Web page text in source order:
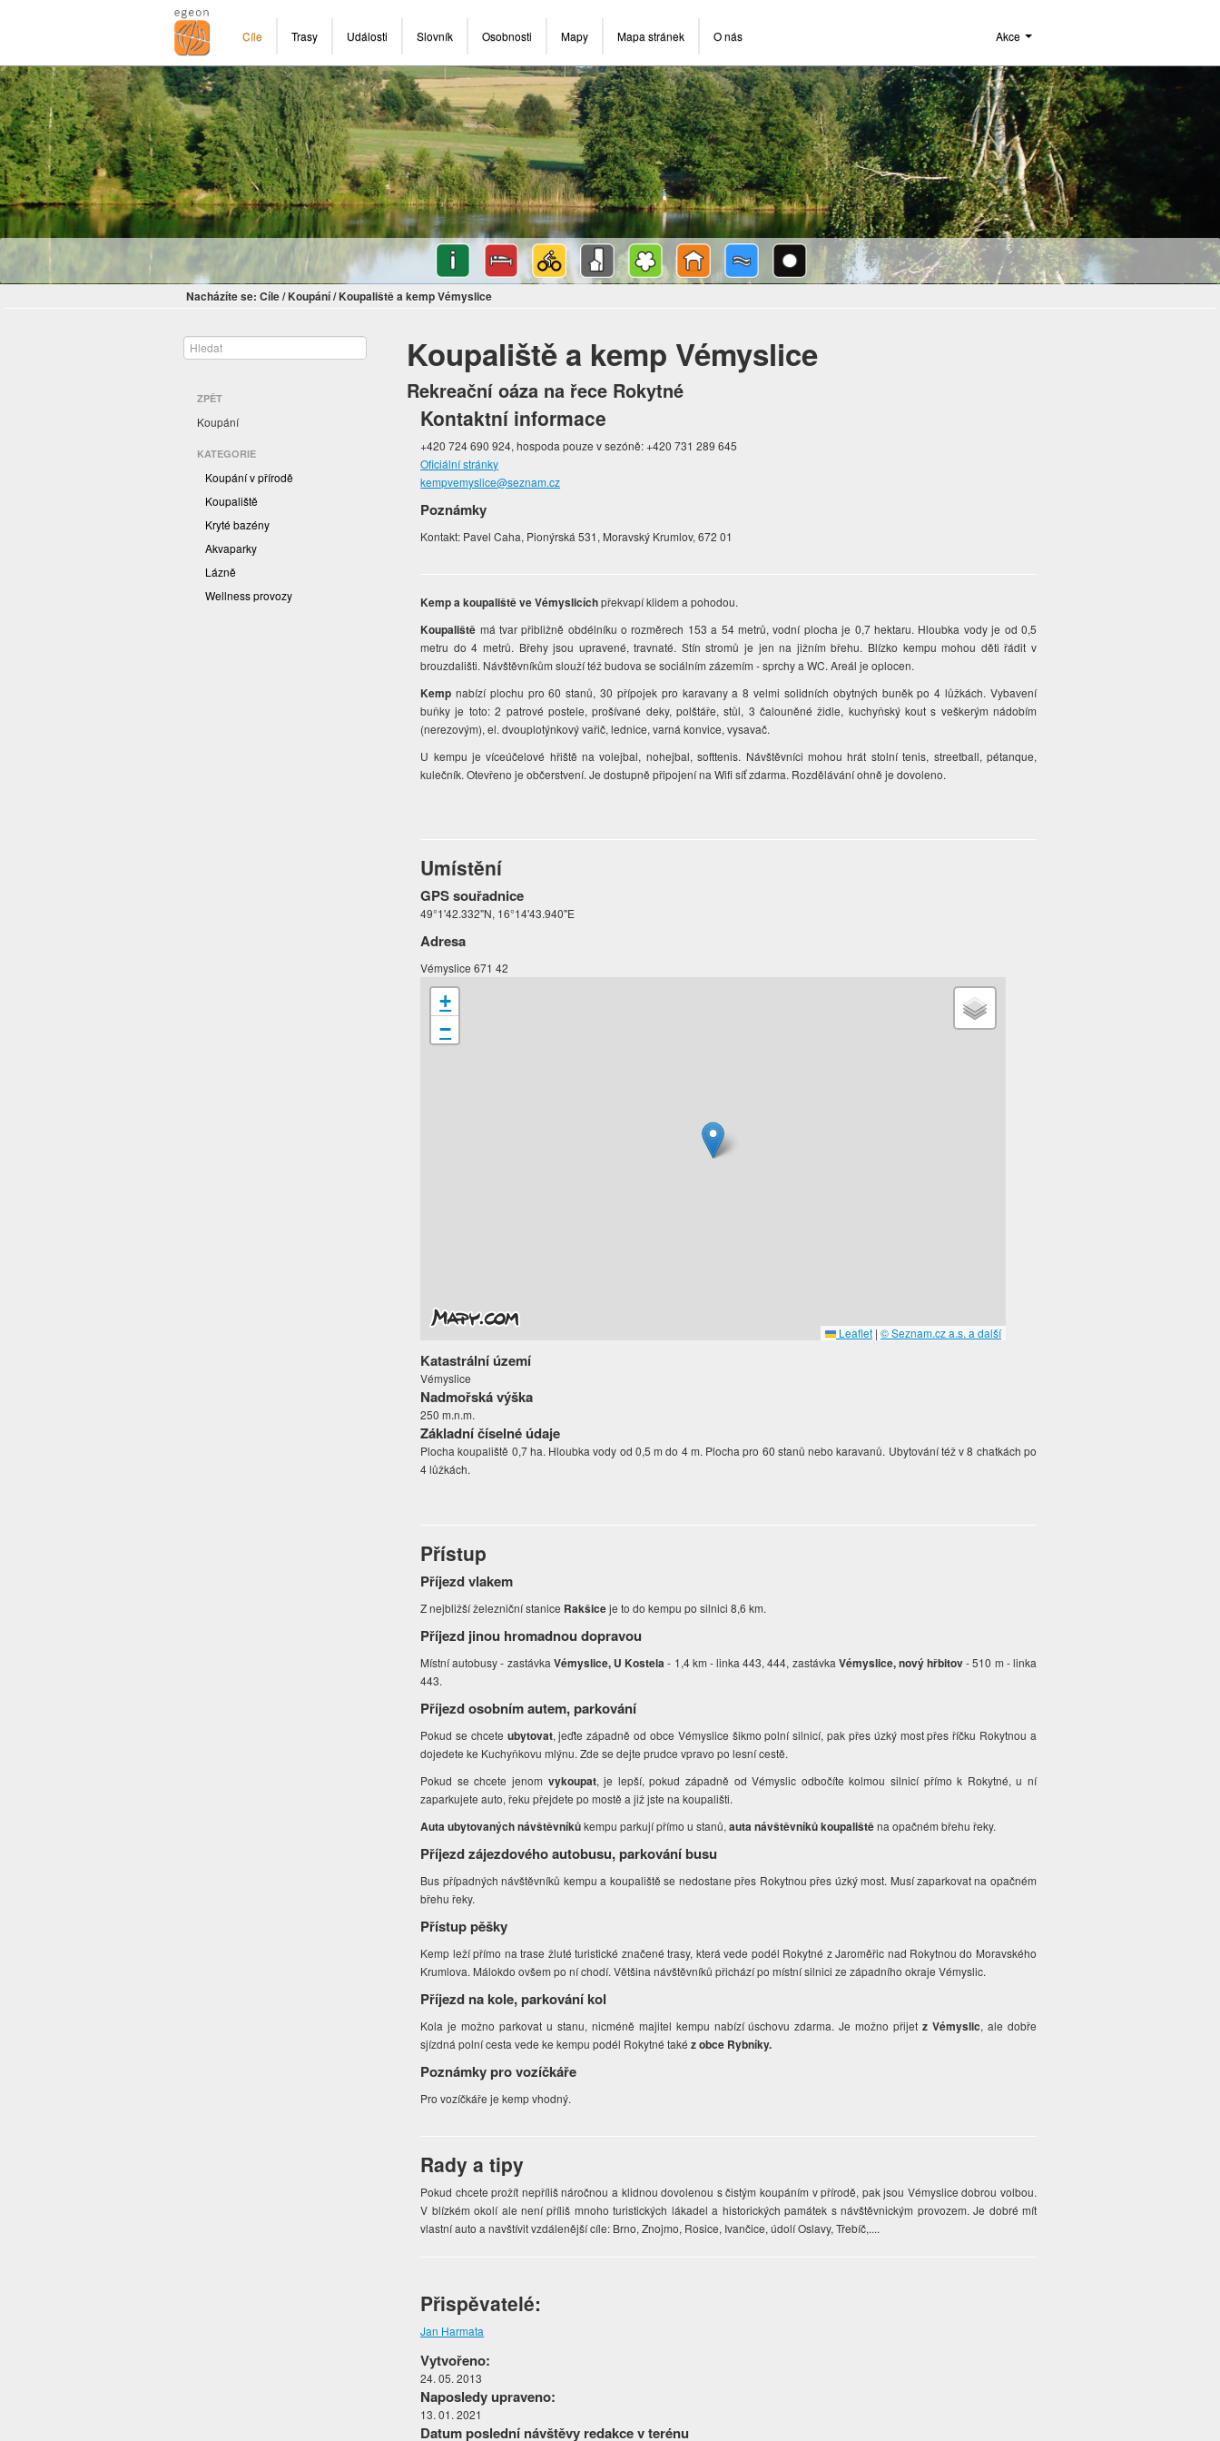
Cíle Trasy Události Slovník Osobnosti Mapy Mapa stránek O nás Akce
Nacházíte se: Cíle/ Koupání/ Koupaliště a kemp Vémyslice
ZPĚT
Koupání
KATEGORIE
Koupání v přírodě
Koupaliště
Kryté bazény
Akvaparky
Lázně
Wellness provozy
Koupaliště a kemp Vémyslice
Rekreační oáza na řece Rokytné
Kontaktní informace
+420 724 690 924, hospoda pouze v sezóně: +420 731 289 645
Oficiální stránky
kempvemyslice@seznam.cz
Poznámky
Kontakt: Pavel Caha, Pionýrská 531, Moravský Krumlov, 672 01
Kemp a koupaliště ve Vémyslicíchpřekvapí klidem a pohodou.
Koupaliště má tvar přibližně obdélníku o rozměrech 153 a 54 metrů, vodní plocha je 0,7 hektaru. Hloubka vody je od 0,5
metru do 4 metrů. Břehy jsou upravené, travnaté. Stín stromů je jen na jižním břehu. Blízko kempu mohou děti řádit v
brouzdališti. Návštěvníkům slouží též budova se sociálním zázemím - sprchy a WC. Areál je oplocen.
Kemp nabízí plochu pro 60 stanů, 30 přípojek pro karavany a 8 velmi solidních obytných buněk po 4 lůžkách. Vybavení
buňky je toto: 2 patrové postele, prošívané deky, polštáře, stůl, 3 čalouněné židle, kuchyňský kout s veškerým nádobím
(nerezovým), el. dvouplotýnkový vařič, lednice, varná konvice, vysavač.
U kempu je víceúčelové hřiště na volejbal, nohejbal, softtenis. Návštěvníci mohou hrát stolní tenis, streetball, pétanque,
kulečník. Otevřeno je občerstvení. Je dostupně připojení na Wifi síť zdarma. Rozdělávání ohně je dovoleno.
Umístění
GPS souřadnice
49°1'42.332"N, 16°14'43.940"E
Adresa
Vémyslice 671 42
+
−
Leaflet | © Seznam.cz a.s. a další
Katastrální území
Vémyslice
Nadmořská výška
250 m.n.m.
Základní číselné údaje
Plocha koupaliště 0,7 ha. Hloubka vody od 0,5 m do 4 m. Plocha pro 60 stanů nebo karavanů. Ubytování též v 8 chatkách po
4 lůžkách.
Přístup
Příjezd vlakem
Z nejbližší železniční stanice Rakšiceje to do kempu po silnici 8,6 km.
Příjezd jinou hromadnou dopravou
Místní autobusy - zastávka Vémyslice, U Kostela- 1,4 km - linka 443, 444, zastávka Vémyslice, nový hřbitov- 510 m - linka
443.
Příjezd osobním autem, parkování
Pokud se chcete ubytovat, jeďte západně od obce Vémyslice šikmo polní silnicí, pak přes úzký most přes říčku Rokytnou a
dojedete ke Kuchyňkovu mlýnu. Zde se dejte prudce vpravo po lesní cestě.
Pokud se chcete jenom vykoupat, je lepší, pokud západně od Vémyslic odbočíte kolmou silnicí přímo k Rokytné, u ní
zaparkujete auto, řeku přejdete po mostě a již jste na koupališti.
Auta ubytovaných návštěvníkůkempu parkují přímo u stanů, auta návštěvníků koupalištěna opačném břehu řeky.
Příjezd zájezdového autobusu, parkování busu
Bus případných návštěvníků kempu a koupaliště se nedostane přes Rokytnou přes úzký most. Musí zaparkovat na opačném
břehu řeky.
Přístup pěšky
Kemp leží přímo na trase žluté turistické značené trasy, která vede podél Rokytné z Jaroměřic nad Rokytnou do Moravského
Krumlova. Málokdo ovšem po ní chodí. Většina návštěvníků přichází po místní silnici ze západního okraje Vémyslic.
Příjezd na kole, parkování kol
Kola je možno parkovat u stanu, nicméně majitel kempu nabízí úschovu zdarma. Je možno přijetz Vémyslic, ale dobře
sjízdná polní cesta vede ke kempu podél Rokytné takéz obce Rybníky.
Poznámky pro vozíčkáře
Pro vozíčkáře je kemp vhodný.
Rady a tipy
Pokud chcete prožít nepříliš náročnou a klidnou dovolenou s čistým koupáním v přírodě, pak jsou Vémyslice dobrou volbou.
V blízkém okolí ale není příliš mnoho turistických lákadel a historických památek s návštěvnickým provozem. Je dobré mít
vlastní auto a navštívit vzdálenější cíle: Brno, Znojmo, Rosice, Ivančice, údolí Oslavy, Třebíč,....
Přispěvatelé:
Jan Harmata
Vytvořeno:
24. 05. 2013
Naposledy upraveno:
13. 01. 2021
Datum poslední návštěvy redakce v terénu